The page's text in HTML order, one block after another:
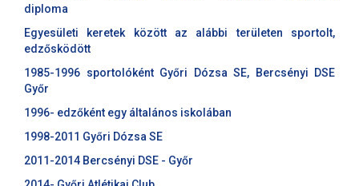
diploma
Egyesületi keretek között az alábbi területen sportolt,
edzősködött
1985-1996 sportolóként Győri Dózsa SE, Bercsényi DSE
Győr
1996- edzőként egy általános iskolában
1998-2011 Győri Dózsa SE
2011-2014 Bercsényi DSE - Győr